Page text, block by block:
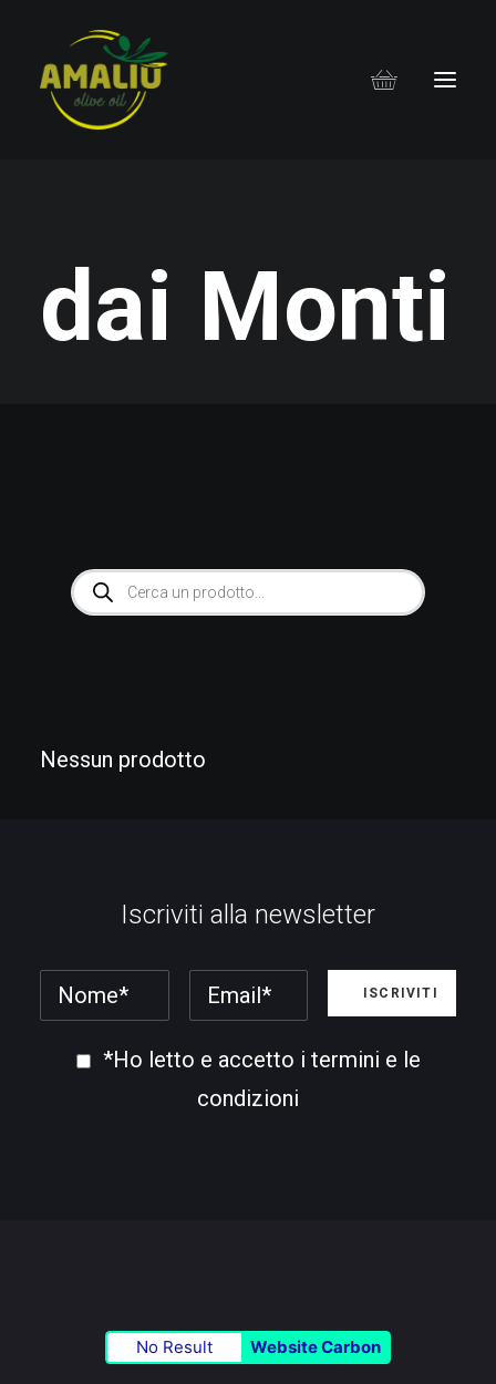
dai Monti
Products
Nessun prodotto
Iscriviti alla newsletter
*Ho letto e accetto i termini e le
condizioni
No Result Website Carbon